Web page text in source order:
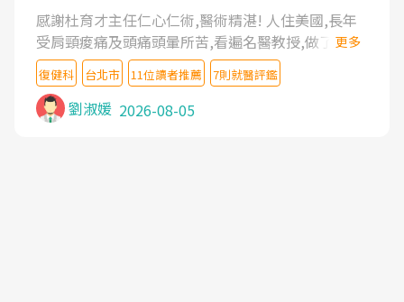
感謝杜育才主任仁心仁術,醫術精湛! 人住美國,長年
受肩頸痠痛及頭痛頭暈所苦,看遍名醫教授,做了各種
檢查,也嘗試過西醫打針,中醫針灸及物理徒手治療都
沒有用,後來連吃到嗎啡類止痛藥都效果有限,只是壓
症狀,沒多久就痛起來,多年失眠嚴重影響生活品質.
台灣親友介紹忠孝醫院杜育才主任是頸頭症候群專
更多
復健科 台北市 11位讀者推薦 7則就醫評鑑
劉淑媛 2026-08-05